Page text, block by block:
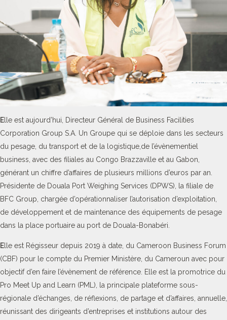
E lle est aujourd’hui, Directeur Général de Business Facilities
Corporation Group S.A. Un Groupe qui se déploie dans les secteurs
du pesage, du transport et de la logistique,de l’évènementiel
business, avec des filiales au Congo Brazzaville et au Gabon,
générant un chiffre d’affaires de plusieurs millions d’euros par an.
Présidente de Douala Port Weighing Services (DPWS), la filiale de
BFC Group, chargée d’opérationnaliser l’autorisation d’exploitation,
de développement et de maintenance des équipements de pesage
dans la place portuaire au port de Douala-Bonabéri.
E lle est Régisseur depuis 2019 à date, du Cameroon Business Forum
(CBF) pour le compte du Premier Ministère, du Cameroun avec pour
objectif d’en faire l’évènement de référence. Elle est la promotrice du
Pro Meet Up and Learn (PML), la principale plateforme sous-
régionale d’échanges, de réflexions, de partage et d’affaires, annuelle,
réunissant des dirigeants d’entreprises et institutions autour des